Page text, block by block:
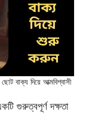
বাক্য দিয়ে আত্মবিশ্বাসী
গুরুত্বপূর্ণ দক্ষতা